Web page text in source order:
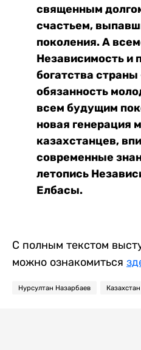
священным
счастьем,
поколения. А
Независимость и
богатства страны
обязанность
всем будущим
новая генерация
казахстанцев,
современные
летопись
Елбасы.
С полным текстом
можно ознакомиться
Нурсултан Назарбаев Казахстан